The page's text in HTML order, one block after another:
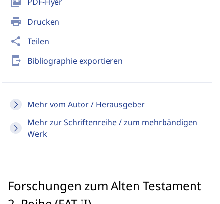
print Drucken
share Teilen
send_to_mobile Bibliographie exportieren
Mehr vom Autor / Herausgeber
Mehr zur Schriftenreihe / zum mehrbändigen
Werk
Forschungen zum Alten Testament